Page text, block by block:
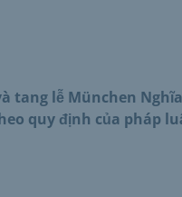
tang lễ München
quy định của pháp